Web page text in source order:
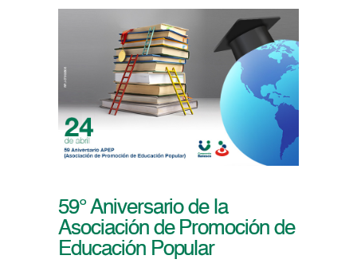
59° Aniversario de la
Asociación de Promoción de
Educación Popular